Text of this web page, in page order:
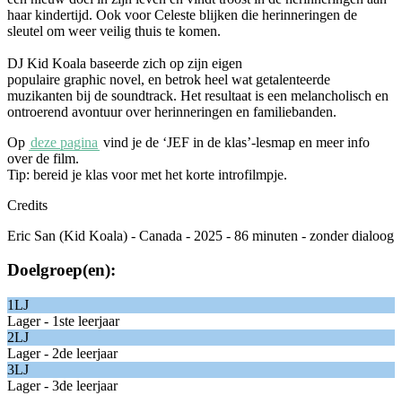
haar kindertijd. Ook voor Celeste blijken die herinneringen de
sleutel om weer veilig thuis te komen.
DJ Kid Koala baseerde zich op zijn eigen
populaire graphic novel, en betrok heel wat getalenteerde
muzikanten bij de soundtrack. Het resultaat is een melancholisch en
ontroerend avontuur over herinneringen en familiebanden.
Op deze pagina vind je de ‘JEF in de klas’-lesmap en meer info
over de film.
Tip: bereid je klas voor met het korte introfilmpje.
Credits
Eric San (Kid Koala) - Canada - 2025 - 86 minuten - zonder dialoog
Doelgroep(en):
1LJ
Lager - 1ste leerjaar
2LJ
Lager - 2de leerjaar
3LJ
Lager - 3de leerjaar